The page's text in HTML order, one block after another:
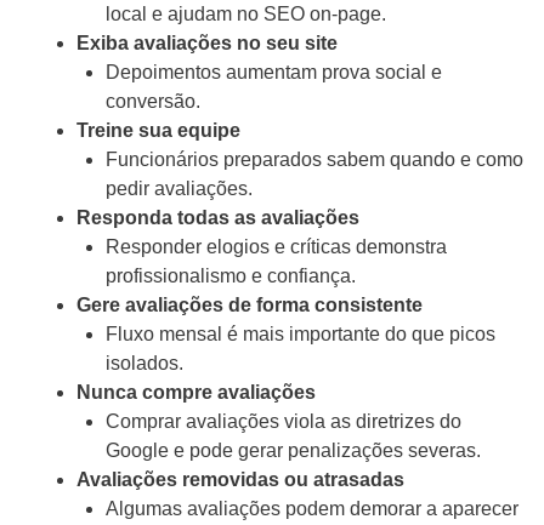
local e ajudam no SEO on-page.
Exiba avaliações no seu site
Depoimentos aumentam prova social e
conversão.
Treine sua equipe
Funcionários preparados sabem quando e como
pedir avaliações.
Responda todas as avaliações
Responder elogios e críticas demonstra
profissionalismo e confiança.
Gere avaliações de forma consistente
Fluxo mensal é mais importante do que picos
isolados.
Nunca compre avaliações
Comprar avaliações viola as diretrizes do
Google e pode gerar penalizações severas.
Avaliações removidas ou atrasadas
Algumas avaliações podem demorar a aparecer